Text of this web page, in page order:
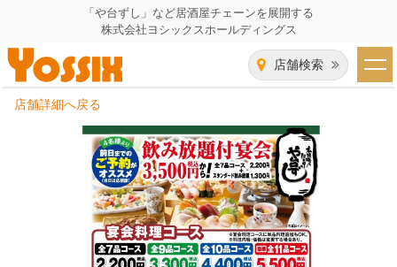
「や台ずし」など居酒屋チェーンを展開する
株式会社ヨシックスホールディングス
店舗検索
HOME
企業情報
企業情報トップ
代表者あいさつ
事業一覧
飲食事業紹介
店舗詳細へ戻る